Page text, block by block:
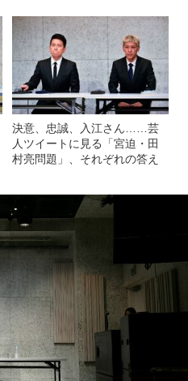
決意、忠誠、入江さん……芸
人ツイートに見る「宮迫・田
村亮問題」、それぞれの答え